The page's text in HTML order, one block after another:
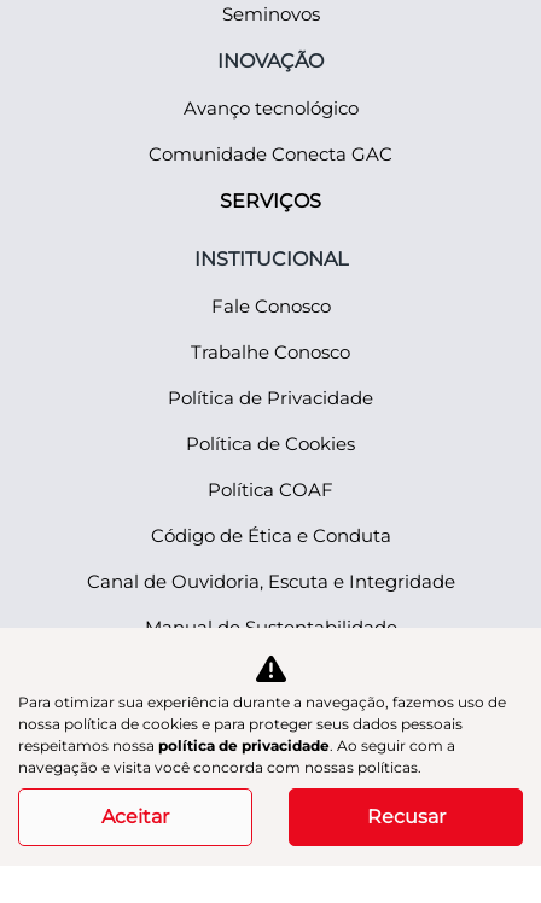
Seminovos
INOVAÇÃO
Avanço tecnológico
Comunidade Conecta GAC
SERVIÇOS
INSTITUCIONAL
Fale Conosco
Trabalhe Conosco
Política de Privacidade
Política de Cookies
Política COAF
Código de Ética e Conduta
Canal de Ouvidoria, Escuta e Integridade
Manual de Sustentabilidade
BLOG
Manual de Sustentabilidade
No trânsito, enxergar o outro salva vidas.
Para otimizar sua experiência durante a navegação, fazemos uso de
nossa política de cookies e para proteger seus dados pessoais
respeitamos nossa política de privacidade. Ao seguir com a
navegação e visita você concorda com nossas políticas.
Aceitar Recusar